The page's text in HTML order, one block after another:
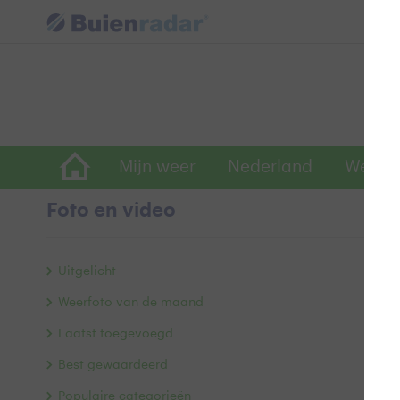
Mijn weer Nederland
Foto en video
Uitgelicht
Weerfoto van de maand
Laatst toegevoegd
Best gewaardeerd
Populaire categorieën